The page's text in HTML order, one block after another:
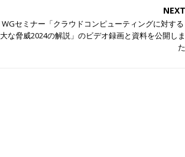
NEXT
WGセミナー「クラウドコンピューティングに対す
大な脅威2024の解説」のビデオ録画と資料を公開し